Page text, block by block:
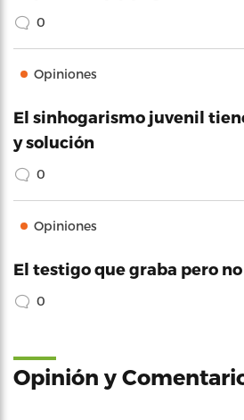
0
Opiniones
El sinhogarismo juvenil
y solución
0
Opiniones
El testigo que graba pero
0
Opinión y